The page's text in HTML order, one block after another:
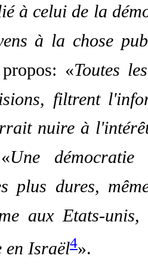
à celui de la
à la chose
«Toutes
filtrent
nuire à
Une
plus dures,
aux Etats-
en Israël4».